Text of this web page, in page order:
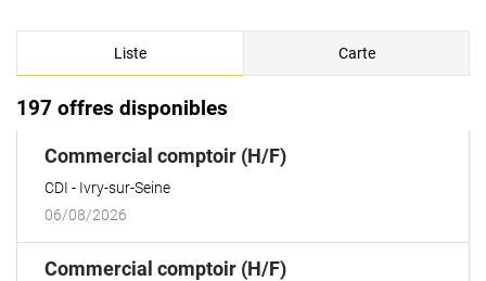
Liste Carte
197 offres disponibles
Commercial comptoir (H/F)(Nouvelle
CDI
Ivry-sur-Seine
06/08/2026
Commercial comptoir (H/F)(Nouvelle